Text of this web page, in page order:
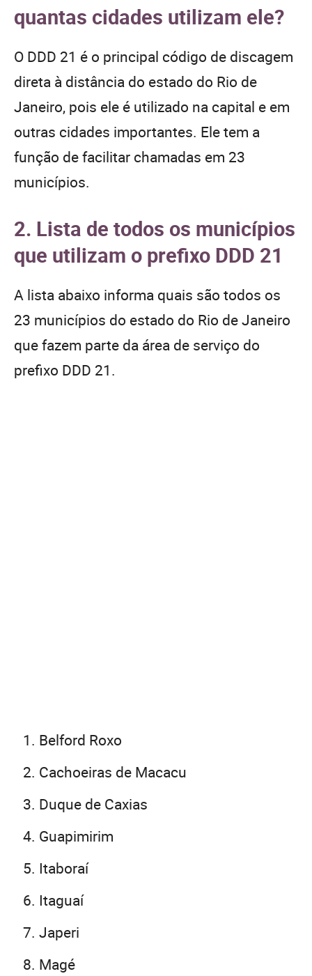
quantas cidades utilizam ele?
O DDD 21 é o principal código de discagem
direta à distância do estado do Rio de
Janeiro, pois ele é utilizado na capital e em
outras cidades importantes. Ele tem a
função de facilitar chamadas em 23
municípios.
2. Lista de todos os municípios
que utilizam o prefixo DDD 21
A lista abaixo informa quais são todos os
23 municípios do estado do Rio de Janeiro
que fazem parte da área de serviço do
prefixo DDD 21.
Belford Roxo
Cachoeiras de Macacu
Duque de Caxias
Guapimirim
Itaboraí
Itaguaí
Japeri
Magé